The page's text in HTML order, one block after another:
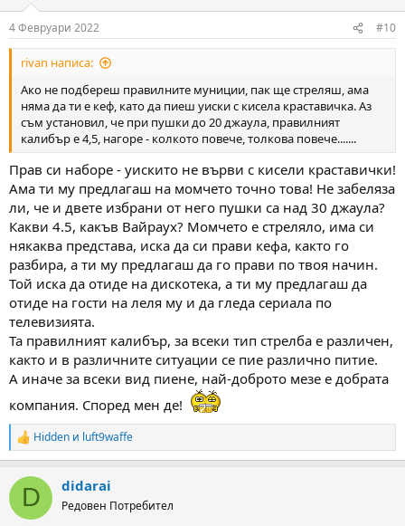
s
:
4 Февруари 2022 #10
rivan написа:
Ако не подбереш правилните муниции, пак ще стреляш, ама
няма да ти е кеф, като да пиеш уиски с кисела краставичка. Аз
съм установил, че при пушки до 20 джаула, правилният
калибър е 4,5, нагоре - колкото повече, толкова повече.......
Прав си наборе - уискито не върви с кисели краставички!
Ама ти му предлагаш на момчето точно това! Не забеляза
ли, че и двете избрани от него пушки са над 30 джаула?
Какви 4.5, какъв Вайраух? Момчето е стреляло, има си
някаква представа, иска да си прави кефа, както го
разбира, а ти му предлагаш да го прави по твоя начин.
Той иска да отиде на дискотека, а ти му предлагаш да
отиде на гости на леля му и да гледа сериала по
телевизията.
Та правилният калибър, за всеки тип стрелба е различен,
както и в различните ситуации се пие различно питие.
А иначе за всеки вид пиене, най-доброто мезе е добрата
компания. Според мен де!
R
e
c
i
Hidden и luft9waffe
D didarai
Редовен Потребител